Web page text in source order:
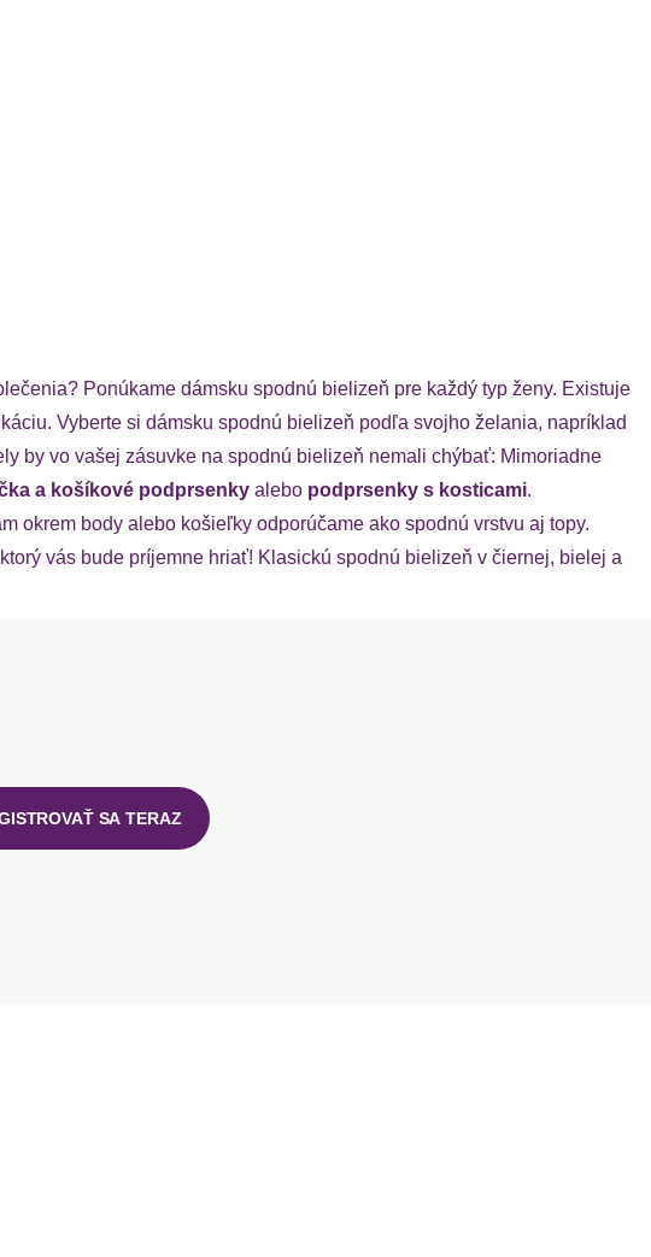
Ponúkame dámsku spodnú bielizeň pre každý typ ženy. Existuje
Vyberte si dámsku spodnú bielizeň podľa svojho želania, napríklad
by vo vašej zásuvke na spodnú bielizeň nemali chýbať: Mimoriadne
a košíkové podprsenky alebo podprsenky s kosticami.
okrem body alebo košieľky odporúčame ako spodnú vrstvu aj topy.
vás bude príjemne hriať! Klasickú spodnú bielizeň v čiernej, bielej a
SA TERAZ